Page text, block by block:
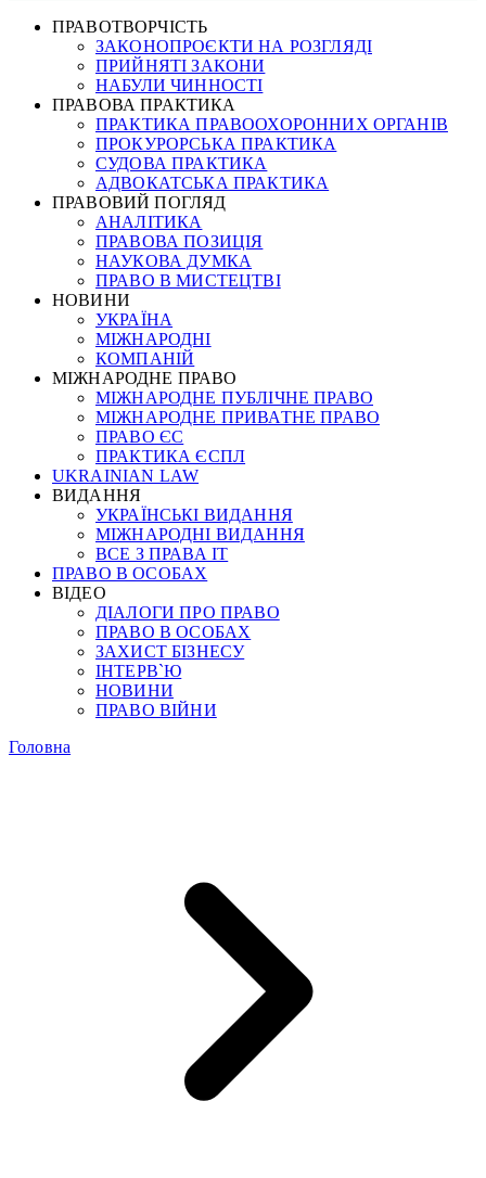
ПРАВОТВОРЧІСТЬ
ЗАКОНОПРОЄКТИ НА РОЗГЛЯДІ
ПРИЙНЯТІ ЗАКОНИ
НАБУЛИ ЧИННОСТІ
ПРАВОВА ПРАКТИКА
ПРАКТИКА ПРАВООХОРОННИХ ОРГАНІВ
ПРОКУРОРСЬКА ПРАКТИКА
СУДОВА ПРАКТИКА
АДВОКАТСЬКА ПРАКТИКА
ПРАВОВИЙ ПОГЛЯД
АНАЛІТИКА
ПРАВОВА ПОЗИЦІЯ
НАУКОВА ДУМКА
ПРАВО В МИСТЕЦТВІ
НОВИНИ
УКРАЇНА
МІЖНАРОДНІ
КОМПАНІЙ
МІЖНАРОДНЕ ПРАВО
МІЖНАРОДНЕ ПУБЛІЧНЕ ПРАВО
МІЖНАРОДНЕ ПРИВАТНЕ ПРАВО
ПРАВО ЄС
ПРАКТИКА ЄСПЛ
UKRAINIAN LAW
ВИДАННЯ
УКРАЇНСЬКІ ВИДАННЯ
МІЖНАРОДНІ ВИДАННЯ
ВСЕ З ПРАВА ІТ
ПРАВО В ОСОБАХ
ВІДЕО
ДІАЛОГИ ПРО ПРАВО
ПРАВО В ОСОБАХ
ЗАХИСТ БІЗНЕСУ
ІНТЕРВ`Ю
НОВИНИ
ПРАВО ВІЙНИ
Головна